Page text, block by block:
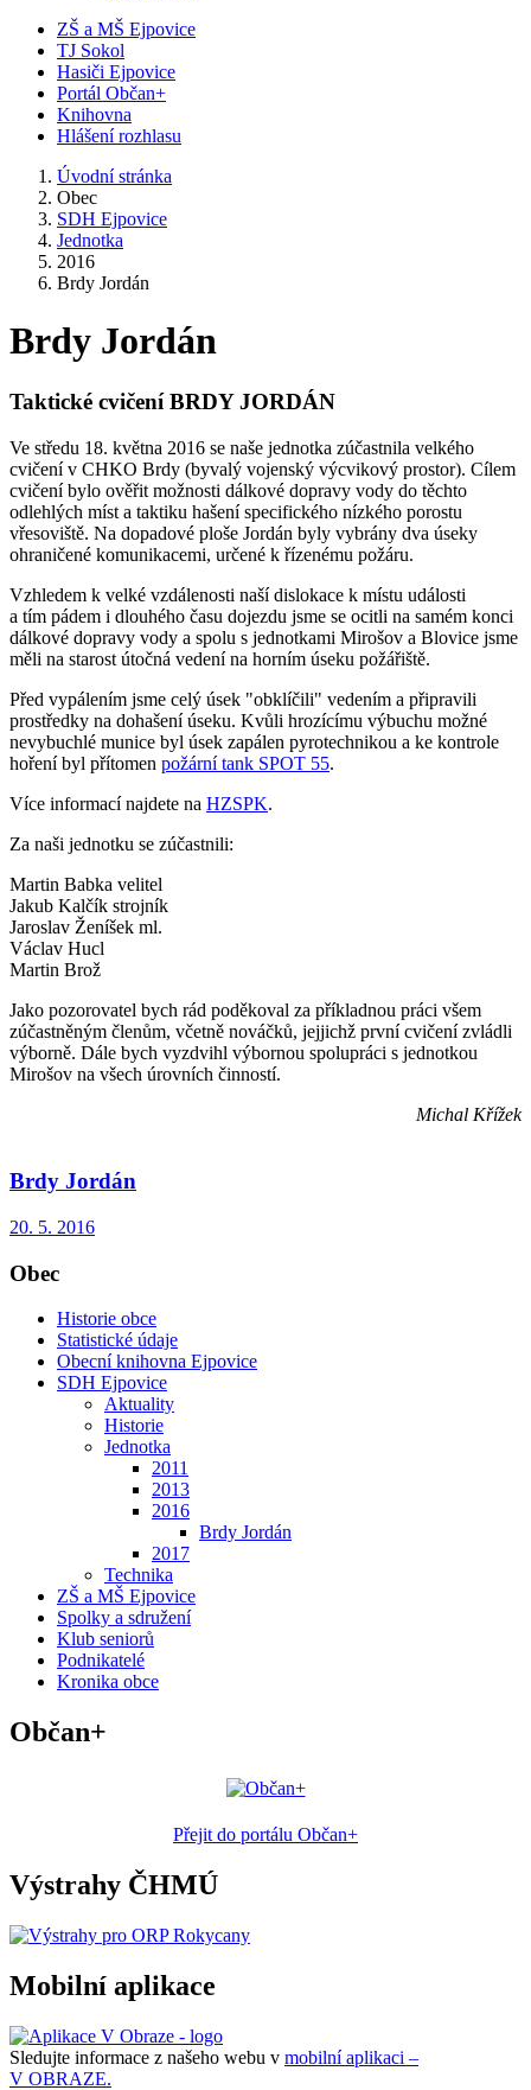
ZŠ a MŠ Ejpovice
TJ Sokol
Hasiči Ejpovice
Portál Občan+
Knihovna
Hlášení rozhlasu
Úvodní stránka
Obec
SDH Ejpovice
Jednotka
2016
Brdy Jordán
Brdy Jordán
Taktické cvičení BRDY JORDÁN
Ve středu 18. května 2016 se naše jednotka zúčastnila velkého
cvičení v CHKO Brdy (byvalý vojenský výcvikový prostor). Cílem
cvičení bylo ověřit možnosti dálkové dopravy vody do těchto
odlehlých míst a taktiku hašení specifického nízkého porostu
vřesoviště. Na dopadové ploše Jordán byly vybrány dva úseky
ohraničené komunikacemi, určené k řízenému požáru.
Vzhledem k velké vzdálenosti naší dislokace k místu události
a tím pádem i dlouhého času dojezdu jsme se ocitli na samém konci
dálkové dopravy vody a spolu s jednotkami Mirošov a Blovice jsme
měli na starost útočná vedení na horním úseku požářiště.
Před vypálením jsme celý úsek "obklíčili" vedením a připravili
prostředky na dohašení úseku. Kvůli hrozícímu výbuchu možné
nevybuchlé munice byl úsek zapálen pyrotechnikou a ke kontrole
hoření byl přítomen požární tank SPOT 55.
Více informací najdete na HZSPK.
Za naši jednotku se zúčastnili:
Martin Babka velitel
Jakub Kalčík strojník
Jaroslav Ženíšek ml.
Václav Hucl
Martin Brož
Jako pozorovatel bych rád poděkoval za příkladnou práci všem
zúčastněným členům, včetně nováčků, jejjichž první cvičení zvládli
výborně. Dále bych vyzdvihl výbornou spolupráci s jednotkou
Mirošov na všech úrovních činností.
Michal Křížek
Brdy Jordán
20. 5. 2016
Obec
Historie obce
Statistické údaje
Obecní knihovna Ejpovice
SDH Ejpovice
Aktuality
Historie
Jednotka
2011
2013
2016
Brdy Jordán
2017
Technika
ZŠ a MŠ Ejpovice
Spolky a sdružení
Klub seniorů
Podnikatelé
Kronika obce
Občan+
Přejit do portálu Občan+
Výstrahy ČHMÚ
Mobilní aplikace
Sledujte informace z našeho webu v mobilní aplikaci –
V OBRAZE.